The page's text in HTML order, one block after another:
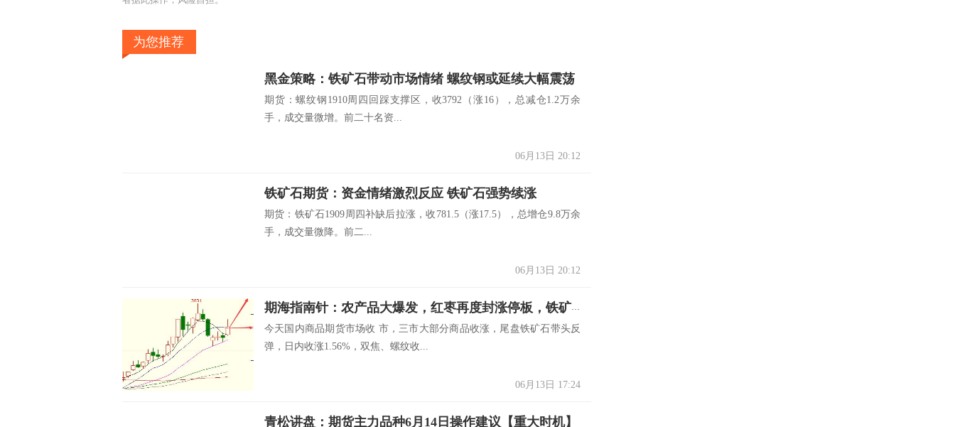
为您推荐
黑金策略：铁矿石带动市场情绪 螺纹钢或延续大幅震荡
期货：螺纹钢1910周四回踩支撑区，收3792（涨16），总减仓1.2万余
手，成交量微增。前二十名资...
06月13日 20:12
铁矿石期货：资金情绪激烈反应 铁矿石强势续涨
期货：铁矿石1909周四补缺后拉涨，收781.5（涨17.5），总增仓9.8万余
手，成交量微降。前二...
06月13日 20:12
期海指南针：农产品大爆发，红枣再度封涨停板，铁矿石再创新高，多单注意逢高减仓
今天国内商品期货市场收 市，三市大部分商品收涨，尾盘铁矿石带头反
弹，日内收涨1.56%，双焦、螺纹收...
06月13日 17:24
青松讲盘：期货主力品种6月14日操作建议【重大时机】